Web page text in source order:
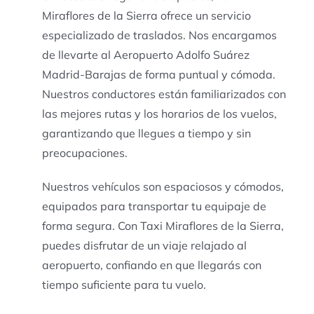
Miraflores de la Sierra ofrece un servicio
especializado de traslados. Nos encargamos
de llevarte al Aeropuerto Adolfo Suárez
Madrid-Barajas de forma puntual y cómoda.
Nuestros conductores están familiarizados con
las mejores rutas y los horarios de los vuelos,
garantizando que llegues a tiempo y sin
preocupaciones.
Nuestros vehículos son espaciosos y cómodos,
equipados para transportar tu equipaje de
forma segura. Con Taxi Miraflores de la Sierra,
puedes disfrutar de un viaje relajado al
aeropuerto, confiando en que llegarás con
tiempo suficiente para tu vuelo.